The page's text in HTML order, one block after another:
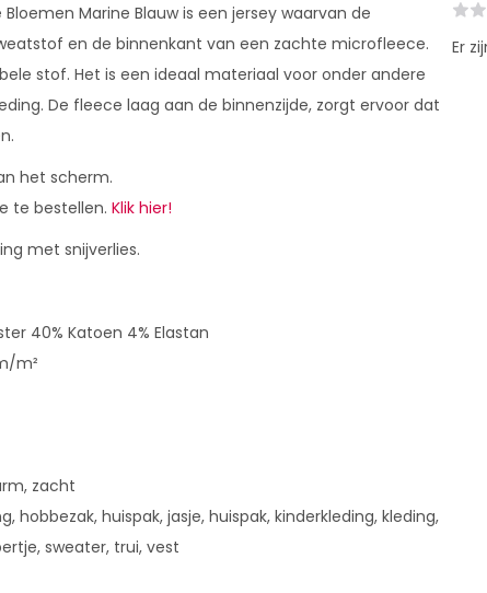
Marine Blauw is een jersey waarvan de
en de binnenkant van een zachte microfleece.
stof. Het is een ideaal materiaal voor onder andere
De fleece laag aan de binnenzijde, zorgt ervoor dat
het scherm.
te bestellen. Klik hier!
met snijverlies.
40% Katoen 4% Elastan
m²
zacht
hobbezak, huispak, jasje, huispak, kinderkleding, kleding,
sweater, trui, vest
Er